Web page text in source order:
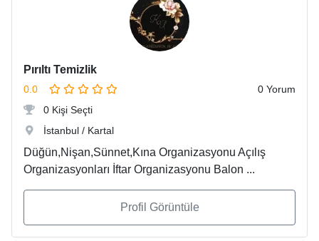
Pırıltı Temizlik
0.0
0 Yorum
0 Kişi Seçti
İstanbul / Kartal
Düğün,Nişan,Sünnet,Kına Organizasyonu Açılış
Organizasyonları İftar Organizasyonu Balon ...
Profil Görüntüle